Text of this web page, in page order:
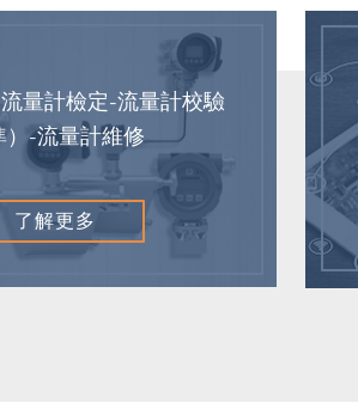
量計檢定-流量計校驗
）-流量計維修
了解更多